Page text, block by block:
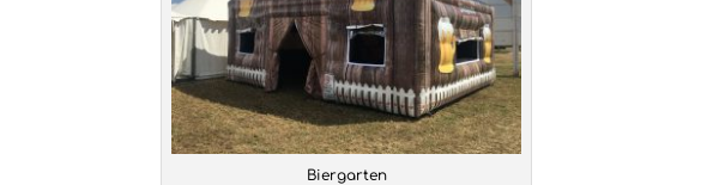
Biergarten